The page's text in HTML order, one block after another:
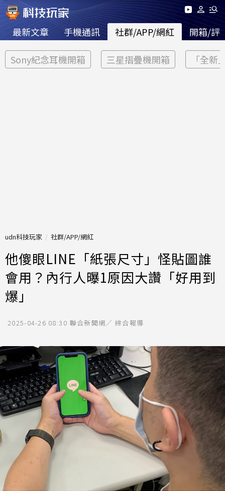
最新文章 手機通訊 社群/APP/網紅 開箱/評
Sony紀念耳機開箱 三星摺疊機開箱 「全新
udn科技玩家 社群/APP/網紅
他傻眼LINE「紙張尺寸」怪貼圖誰
會用？內行人曝1原因大讚「好用到
爆」
2025-04-26 08:30 聯合新聞網／ 綜合報導